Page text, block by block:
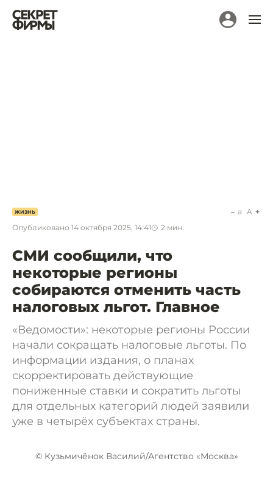
ЖИЗНЬ
Опубликовано 14 октября 2025, 14:41 2 мин.
a A
СМИ сообщили, что
некоторые регионы
собираются отменить часть
налоговых льгот. Главное
«Ведомости»: некоторые регионы России
начали сокращать налоговые льготы. По
информации издания, о планах
скорректировать действующие
пониженные ставки и сократить льготы
для отдельных категорий людей заявили
уже в четырёх субъектах страны.
© Кузьмичёнок Василий/Агентство «Москва»